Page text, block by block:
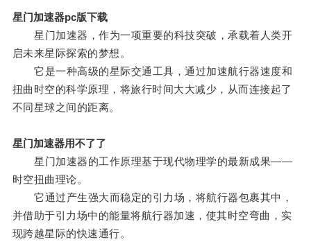
星门加速器pc版下载
星门加速器，作为一项重要的科技突破，承载着人类开
启未来星际探索的梦想。
它是一种高级的星际交通工具，通过加速航行器速度和
扭曲时空的科学原理，将旅行时间大大减少，从而连接起了
不同星球之间的距离。
星门加速器用不了了
星门加速器的工作原理基于现代物理学的最新成果——
时空扭曲理论。
它通过产生强大而稳定的引力场，将航行器包裹其中，
并借助于引力场中的能量将航行器加速，使其时空弯曲，实
现跨越星际的快速通行。